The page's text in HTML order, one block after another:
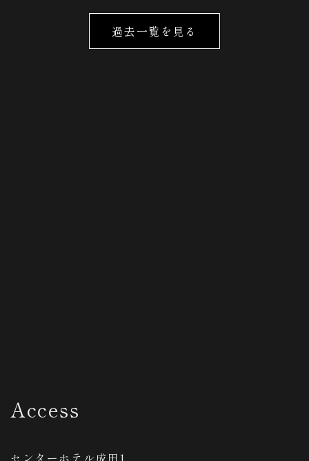
過去一覧を見る
Access
センターホテル成田1